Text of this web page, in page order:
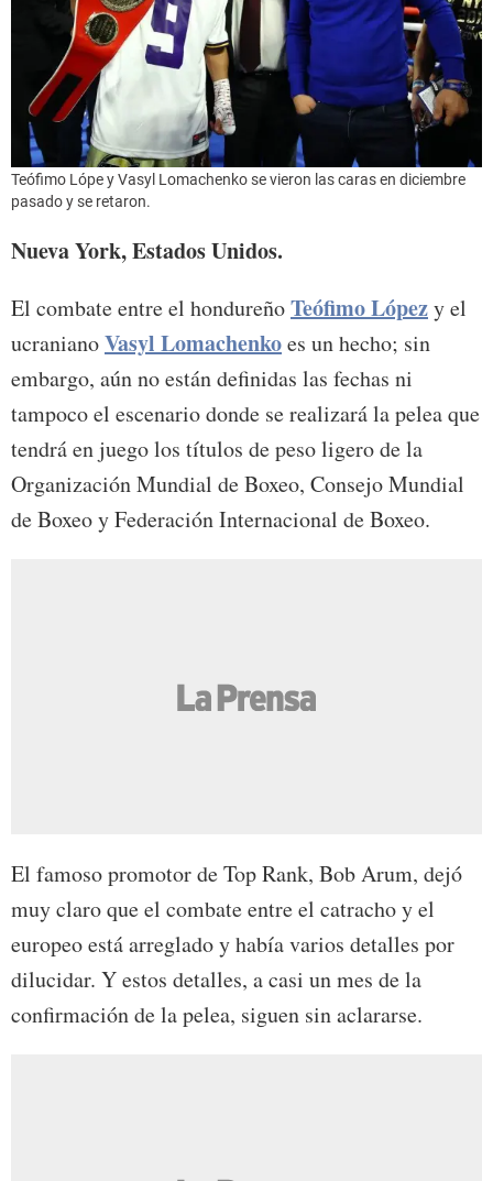
Teófimo Lópe y Vasyl Lomachenko se vieron las caras en diciembre
pasado y se retaron.
Nueva York, Estados Unidos.
El combate entre el hondureñoTeófimo Lópezy el
ucranianoVasyl Lomachenkoes un hecho; sin
embargo, aún no están definidas las fechas ni
tampoco el escenario donde se realizará la pelea que
tendrá en juego los títulos de peso ligero de la
Organización Mundial de Boxeo, Consejo Mundial
de Boxeo y Federación Internacional de Boxeo.
El famoso promotor de Top Rank, Bob Arum, dejó
muy claro que el combate entre el catracho y el
europeo está arreglado y había varios detalles por
dilucidar. Y estos detalles, a casi un mes de la
confirmación de la pelea, siguen sin aclararse.